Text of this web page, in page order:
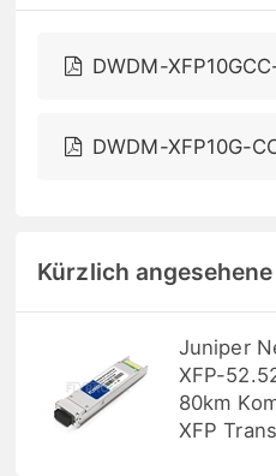
DWDM-
DWDM-XFP10G-
Kürzlich
Juniper
XFP-
80km
XFP